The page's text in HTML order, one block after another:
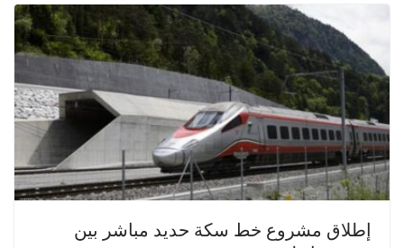
إطلاق مشروع خط سكة حديد مباشر بين